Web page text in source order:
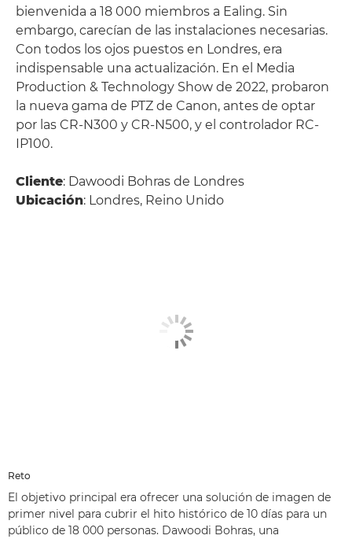
bienvenida a 18 000 miembros a Ealing. Sin
embargo, carecían de las instalaciones necesarias.
Con todos los ojos puestos en Londres, era
indispensable una actualización. En el Media
Production & Technology Show de 2022, probaron
la nueva gama de PTZ de Canon, antes de optar
por las CR-N300 y CR-N500, y el controlador RC-
IP100.
Cliente: Dawoodi Bohras de Londres
Ubicación: Londres, Reino Unido
Reto
El objetivo principal era ofrecer una solución de imagen de
primer nivel para cubrir el hito histórico de 10 días para un
público de 18 000 personas. Dawoodi Bohras, una